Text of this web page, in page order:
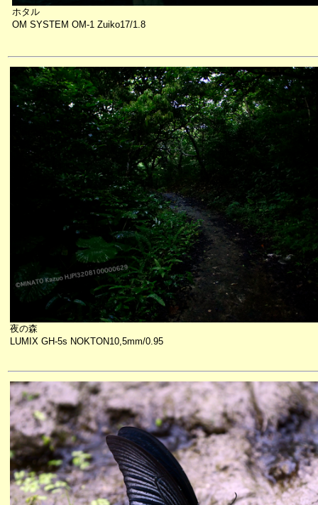
ホタル
OM SYSTEM OM-1 Zuiko17/1.8
夜の森
LUMIX GH-5s NOKTON10,5mm/0.95